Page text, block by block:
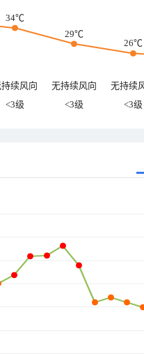
34℃
29℃
26℃
续风向 无持续风向
无持续
<3级 <3级 <3级